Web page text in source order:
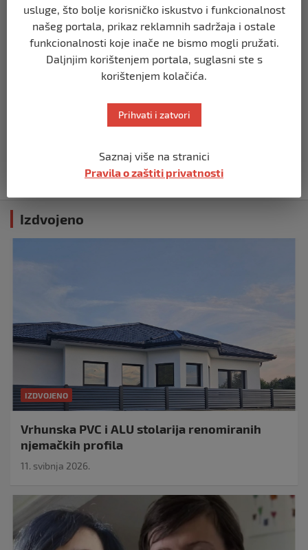
TIMELINE
Tužilaštvo BiH podiglo optužnicu protiv
tri Srbina zbog ratnih zločina nad
Bošnjacima na području Vlasenice
prije 3 godine
Bošnjaci u entitetu Rs: Od
naroda
prije 3 godine
Izdvojeno
IZDVOJENO
Vrhunska PVC i ALU stolarija renomiranih
njemačkih profila
11. svibnja 2026.
usluge, što bolje korisničko iskustvo i funkcionalnost
našeg portala, prikaz reklamnih sadržaja i ostale
funkcionalnosti koje inače ne bismo mogli pružati.
Daljnjim korištenjem portala, suglasni ste s
korištenjem kolačića.
Prihvati i zatvori
Saznaj više na stranici
Pravila o zaštiti privatnosti